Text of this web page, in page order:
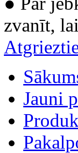
zvanīt,
Jauni